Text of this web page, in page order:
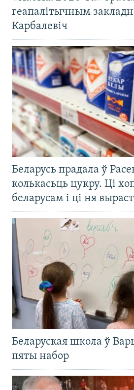
геапалітычным
Карбалевіч
Беларусь прадала ў
колькасьць цукру. Ці
беларусам і ці ня
Беларуская школа ў
пяты набор